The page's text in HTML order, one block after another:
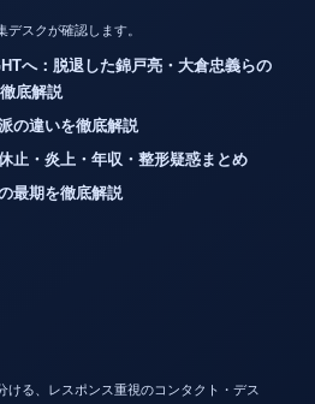
スクが確認します。
へ：脱退した錦戸亮・大倉忠義らの
底解説
の違いを徹底解説
止・炎上・年収・整形疑惑まとめ
最期を徹底解説
ける、レスポンス重視のコンタクト・デス